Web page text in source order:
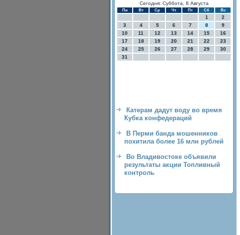
Сегодня: Суббота, 8 Августа
Пн Вт Ср Чт Пт Сб Вс
1
2
3
4 5 6 7 8
9
10
11 12 13 14 15
16
17
18 19 20 21 22
23
24
25 26 27 28 29
30
31
Катерам дадут воду во время
Кубка конфедераций
В Перми банда мошенников
похитила более 16 млн рублей
Во Владивостоке объявили
результаты акции Топливный
контроль